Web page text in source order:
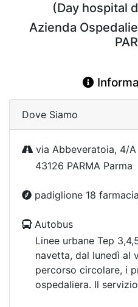
(Day hospital
Azienda
Dove Siamo
via Abbeveratoia, 4/A
43126 PARMA Parma
padiglione 18
Autobus
Linee urbane Tep
navetta, dal lunedì al
percorso circolare, i
ospedaliera. Il